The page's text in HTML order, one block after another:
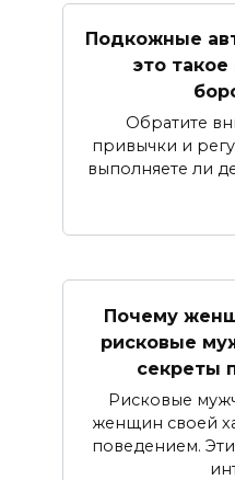
Подкожные
это
Обратите
привычки и
выполняете ли
Почему
рисковые
секреты
Рисковые
женщин своей
поведением.